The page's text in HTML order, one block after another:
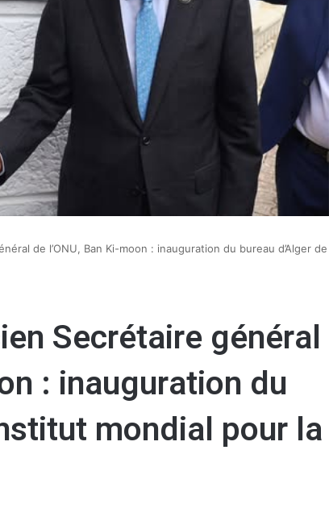
de l’ONU, Ban Ki-moon : inauguration du bureau d’Alger de
Secrétaire général
: inauguration du
mondial pour la